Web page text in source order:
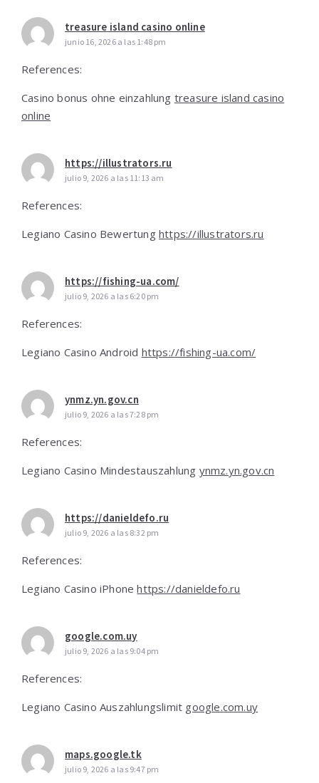
treasure island casino online
junio 16, 2026 a las 1:48 pm
References:
Casino bonus ohne einzahlung treasure island casino
online
https://illustrators.ru
julio 9, 2026 a las 11:13 am
References:
Legiano Casino Bewertung https://illustrators.ru
https://fishing-ua.com/
julio 9, 2026 a las 6:20 pm
References:
Legiano Casino Android https://fishing-ua.com/
ynmz.yn.gov.cn
julio 9, 2026 a las 7:28 pm
References:
Legiano Casino Mindestauszahlung ynmz.yn.gov.cn
https://danieldefo.ru
julio 9, 2026 a las 8:32 pm
References:
Legiano Casino iPhonehttps://danieldefo.ru
google.com.uy
julio 9, 2026 a las 9:04 pm
References:
Legiano Casino Auszahlungslimit google.com.uy
maps.google.tk
julio 9, 2026 a las 9:47 pm